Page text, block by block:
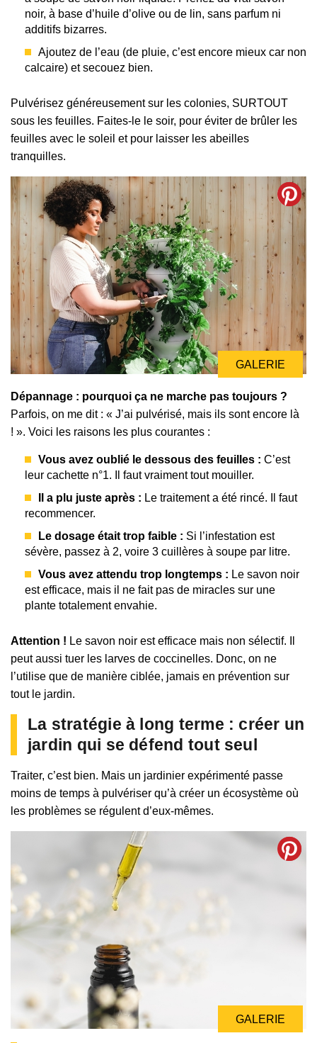
noir, à base d’huile d’olive ou de lin, sans parfum ni
additifs bizarres.
Ajoutez de l’eau (de pluie, c’est encore mieux car non
calcaire) et secouez bien.
Pulvérisez généreusement sur les colonies, SURTOUT
sous les feuilles. Faites-le le soir, pour éviter de brûler les
feuilles avec le soleil et pour laisser les abeilles
tranquilles.
GALERIE
Dépannage : pourquoi ça ne marche pas toujours ?
Parfois, on me dit : « J’ai pulvérisé, mais ils sont encore là
! ». Voici les raisons les plus courantes :
Vous avez oublié le dessous des feuilles : C’est
leur cachette n°1. Il faut vraiment tout mouiller.
Il a plu juste après : Le traitement a été rincé. Il faut
recommencer.
Le dosage était trop faible : Si l’infestation est
sévère, passez à 2, voire 3 cuillères à soupe par litre.
Vous avez attendu trop longtemps : Le savon noir
est efficace, mais il ne fait pas de miracles sur une
plante totalement envahie.
Attention ! Le savon noir est efficace mais non sélectif. Il
peut aussi tuer les larves de coccinelles. Donc, on ne
l’utilise que de manière ciblée, jamais en prévention sur
tout le jardin.
La stratégie à long terme : créer un
jardin qui se défend tout seul
Traiter, c’est bien. Mais un jardinier expérimenté passe
moins de temps à pulvériser qu’à créer un écosystème où
les problèmes se régulent d’eux-mêmes.
GALERIE